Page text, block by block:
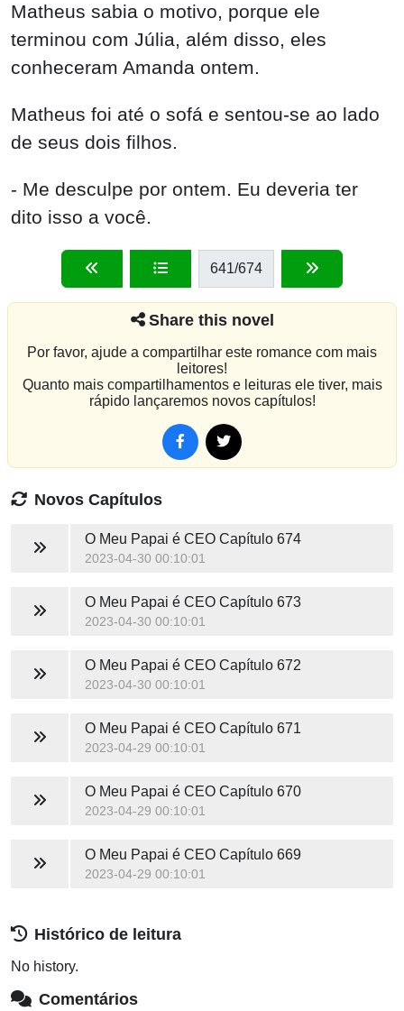
Matheus sabia o motivo, porque ele
terminou com Júlia, além disso, eles
conheceram Amanda ontem.
Matheus foi até o sofá e sentou-se ao lado
de seus dois filhos.
- Me desculpe por ontem. Eu deveria ter
dito isso a você.
641/674
Share this novel
Por favor, ajude a compartilhar este romance com mais
leitores!
Quanto mais compartilhamentos e leituras ele tiver, mais
rápido lançaremos novos capítulos!
Novos Capítulos
O Meu Papai é CEOCapítulo 674
2023-04-30 00:10:01
O Meu Papai é CEOCapítulo 673
2023-04-30 00:10:01
O Meu Papai é CEOCapítulo 672
2023-04-30 00:10:01
O Meu Papai é CEOCapítulo 671
2023-04-29 00:10:01
O Meu Papai é CEOCapítulo 670
2023-04-29 00:10:01
O Meu Papai é CEOCapítulo 669
2023-04-29 00:10:01
Histórico de leitura
No history.
Comentários